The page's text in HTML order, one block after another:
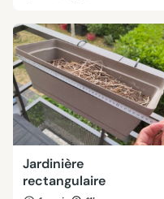
Jardinière
rectangulaire